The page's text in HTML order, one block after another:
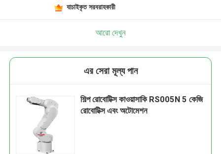
যাচাইকৃত সরবরাহকারী
আরো দেখুন
এর সেরা মূল্য পান
শিল্প রোবোটিক্স কাওয়াসাকি RS005N 5 কেজি
রোবোটিক্স এবং অটোমেশন